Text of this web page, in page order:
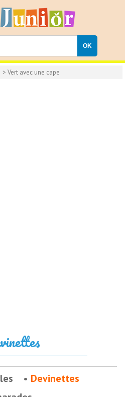
> Vert avec une cape
Devinettes